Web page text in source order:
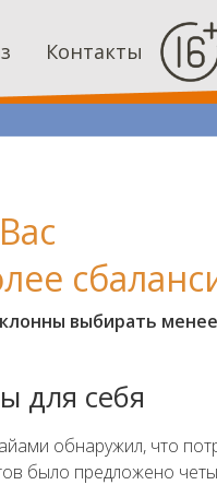
Контакты
выбирать
для себя
обнаружил, что
было предложено